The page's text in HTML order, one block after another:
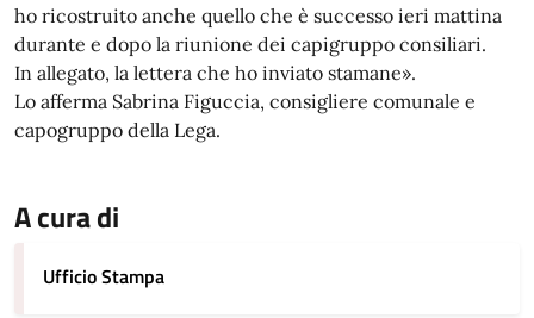
ho ricostruito anche quello che è successo ieri mattina
durante e dopo la riunione dei capigruppo consiliari.
In allegato, la lettera che ho inviato stamane».
Lo afferma Sabrina Figuccia, consigliere comunale e
capogruppo della Lega.
A cura di
Ufficio Stampa